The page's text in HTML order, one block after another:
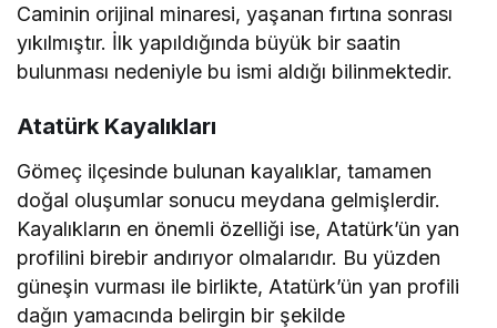
Caminin orijinal minaresi, yaşanan fırtına sonrası
yıkılmıştır. İlk yapıldığında büyük bir saatin
bulunması nedeniyle bu ismi aldığı bilinmektedir.
Atatürk Kayalıkları
Gömeç ilçesinde bulunan kayalıklar, tamamen
doğal oluşumlar sonucu meydana gelmişlerdir.
Kayalıkların en önemli özelliği ise, Atatürk’ün yan
profilini birebir andırıyor olmalarıdır. Bu yüzden
güneşin vurması ile birlikte, Atatürk’ün yan profili
dağın yamacında belirgin bir şekilde